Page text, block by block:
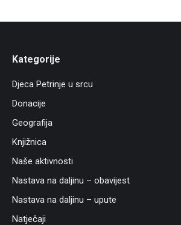
Kategorije
Djeca Petrinje u srcu
Donacije
Geografija
Knjižnica
Naše aktivnosti
Nastava na daljinu – obavijest
Nastava na daljinu – upute
Natječaji